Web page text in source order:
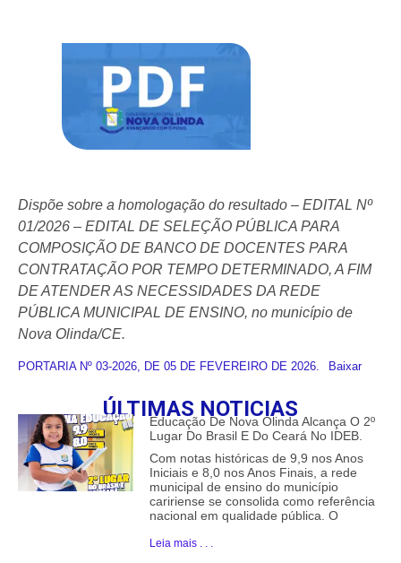
Dispõe sobre a homologação do resultado – EDITAL Nº
01/2026 – EDITAL DE SELEÇÃO PÚBLICA PARA
COMPOSIÇÃO DE BANCO DE DOCENTES PARA
CONTRATAÇÃO POR TEMPO DETERMINADO, A FIM
DE ATENDER AS NECESSIDADES DA REDE
PÚBLICA MUNICIPAL DE ENSINO, no município de
Nova Olinda/CE.
PORTARIA Nº 03-2026, DE 05 DE FEVEREIRO DE 2026. Baixar
ÚLTIMAS NOTICIAS
Educação De Nova Olinda Alcança O 2º
Lugar Do Brasil E Do Ceará No IDEB.
Com notas históricas de 9,9 nos Anos
Iniciais e 8,0 nos Anos Finais, a rede
municipal de ensino do município
caririense se consolida como referência
nacional em qualidade pública. O
Leia mais . . .